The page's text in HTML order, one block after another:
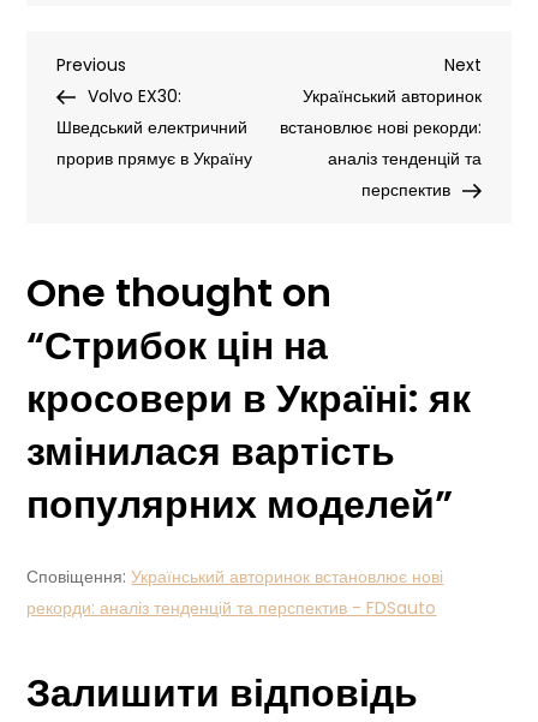
кросовери
в
Україні:
популярних
Навігація
записів
Previous
Post
Previous
Volvo EX30:
Шведський електричний
прорив прямує в Україну
Next
Post
Next
Український авторинок
встановлює нові рекорди:
аналіз тенденцій та
перспектив
One thought on
“Стрибок цін на
кросовери в Україні: як
змінилася вартість
популярних моделей”
Сповіщення:Український авторинок встановлює нові
рекорди: аналіз тенденцій та перспектив - FDSauto
Залишити відповідь